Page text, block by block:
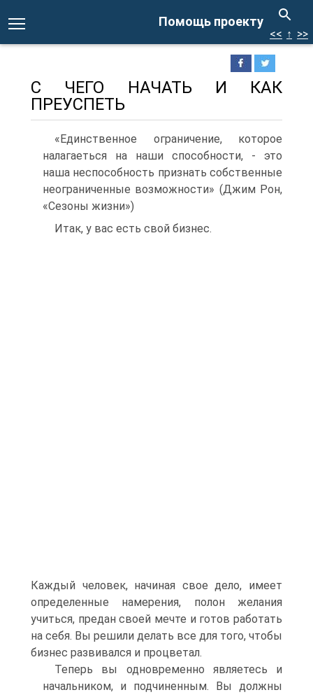
Помощь проекту
<< ↑ >>
С ЧЕГО НАЧАТЬ И КАК
ПРЕУСПЕТЬ
«Единственное ограничение, которое
налагаеться на наши способности, - это
наша неспособность признать собственные
неограниченные возможности» (Джим Рон,
«Сезоны жизни»)
Итак, у вас есть свой бизнес.
Каждый человек, начиная свое дело, имеет
определенные намерения, полон желания
учиться, предан своей мечте и готов работать
на себя. Вы решили делать все для того, чтобы
бизнес развивался и процветал.
Теперь вы одновременно являетесь и
начальником, и подчиненным. Вы должны